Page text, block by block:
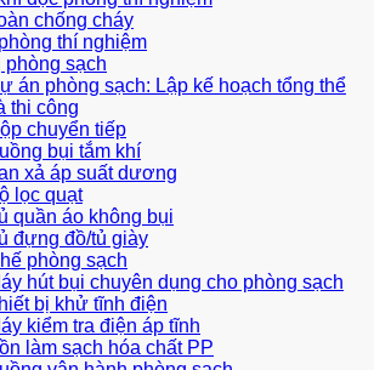
chống cháy
thí nghiệm
phòng sạch
án phòng sạch: Lập kế hoạch tổng thể
thi công
chuyển tiếp
bụi tắm khí
xả áp suất dương
lọc quạt
quần áo không bụi
đựng đồ/tủ giày
phòng sạch
hút bụi chuyên dụng cho phòng sạch
bị khử tĩnh điện
kiểm tra điện áp tĩnh
làm sạch hóa chất PP